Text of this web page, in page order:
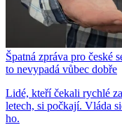
Špatná zpráva pro české
to nevypadá vůbec dobře
Lidé, kteří čekali rychlé
letech, si počkají. Vláda
ho.